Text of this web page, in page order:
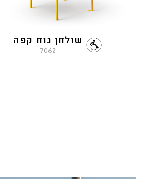
שולחן נוח קפה
7062